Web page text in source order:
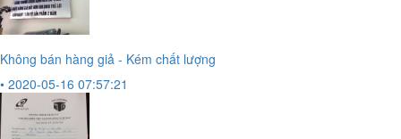
Không bán hàng giả - Kém chất lượng
• 2020-05-16 07:57:21